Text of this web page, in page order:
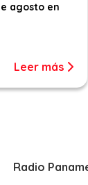
agosto en
Leer más
Radio